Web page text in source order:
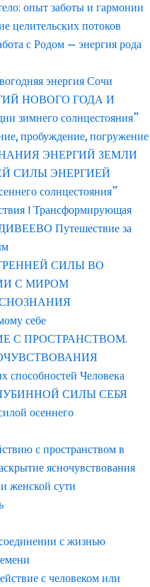
опыт заботы и гармонии
целительских потоков
с Родом — энергия рода
энергия Сочи
НОВОГО ГОДА И
зимнего солнцестояния”
пробуждение, погружение
ЭНЕРГИЙ ЗЕМЛИ
СИЛЫ ЭНЕРГИЕЙ
солнцестояния”
| Трансформирующая
Путешествие за
СИЛЫ ВО
С МИРОМ
себе
С ПРОСТРАНСТВОМ.
способностей Человека
СИЛЫ СЕБЯ
осеннего
с пространством в
ясночувствования
женской сути
с жизнью
с человеком или